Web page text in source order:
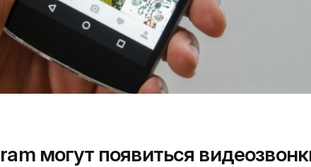
могут появиться